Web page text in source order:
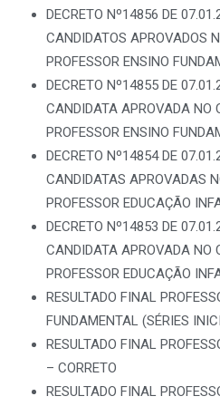
DECRETO Nº14856 DE
CANDIDATOS APROVADOS
PROFESSOR ENSINO
DECRETO Nº14855 DE
CANDIDATA APROVADA NO
PROFESSOR ENSINO
DECRETO Nº14854 DE
CANDIDATAS APROVADAS
PROFESSOR EDUCAÇÃO
DECRETO Nº14853 DE
CANDIDATA APROVADA NO
PROFESSOR EDUCAÇÃO
RESULTADO FINAL
FUNDAMENTAL (SÉRIES
RESULTADO FINAL
– CORRETO
RESULTADO FINAL